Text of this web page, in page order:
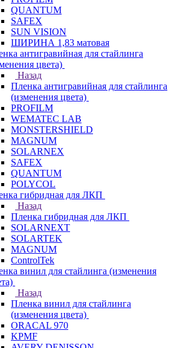
QUANTUM
SAFEX
SUN VISION
ШИРИНА 1,83 матовая
антигравийная для стайлинга
цвета)
Назад
Пленка антигравийная для стайлинга
(изменения цвета)
PROFILM
WEMATEC LAB
MONSTERSHIELD
MAGNUM
SOLARNEX
SAFEX
QUANTUM
POLYCOL
гибридная для ЛКП
Назад
Пленка гибридная для ЛКП
SOLARNEXT
SOLARTEK
MAGNUM
ControlTek
винил для стайлинга (изменения
Назад
Пленка винил для стайлинга
(изменения цвета)
ORACAL 970
KPMF